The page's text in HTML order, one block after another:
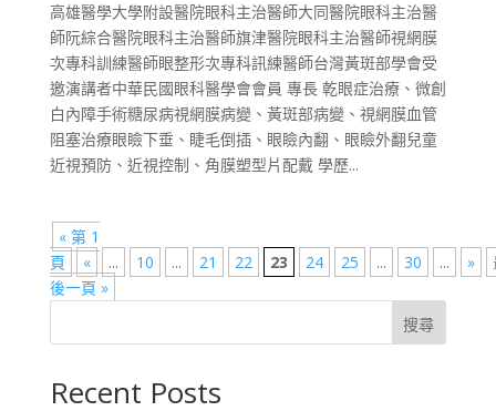
高雄醫學大學附設醫院眼科主治醫師大同醫院眼科主治醫
師阮綜合醫院眼科主治醫師旗津醫院眼科主治醫師視網膜
次專科訓練醫師眼整形次專科訊練醫師台灣黃斑部學會受
邀演講者中華民國眼科醫學會會員 專長 乾眼症治療、微創
白內障手術糖尿病視網膜病變、黃斑部病變、視網膜血管
阻塞治療眼瞼下垂、睫毛倒插、眼瞼內翻、眼瞼外翻兒童
近視預防、近視控制、角膜塑型片配戴 學歷...
« 第 1
頁
« ... 10 ... 21 22 23 24 25 ... 30 ... »
後一頁 »
搜尋
Recent Posts